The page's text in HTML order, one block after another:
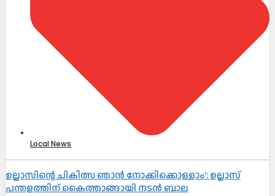
Local News
ഉല്ലാസിന്റെ ചികിത്സ ഞാൻ നോക്കിക്കൊള്ളാം’: ഉല്ലാസ്
പന്തളത്തിന് കൈത്താങ്ങായി നടൻ ബാല